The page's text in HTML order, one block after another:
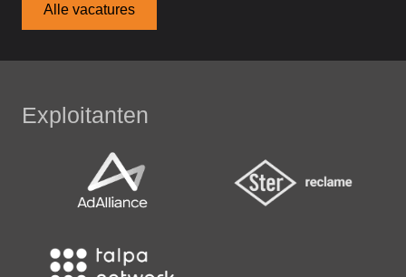
Alle vacatures
Exploitanten